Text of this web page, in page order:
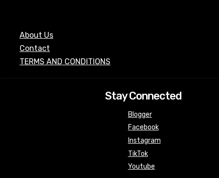
About Us
Contact
TERMS AND CONDITIONS
Stay Connected
Blogger
Facebook
Instagram
TikTok
Youtube